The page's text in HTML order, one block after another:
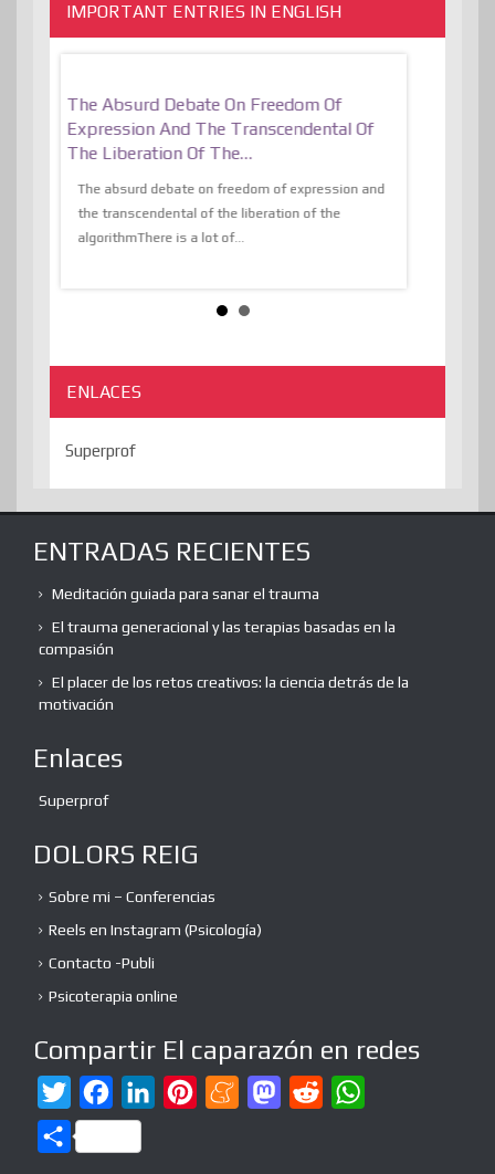
IMPORTANT ENTRIES IN ENGLISH
The Absurd Debate On Freedom Of
Expression And The Transcendental Of
The Liberation Of The…
The absurd debate on freedom of expression and
the transcendental of the liberation of the
algorithmThere is a lot of...
ENLACES
Superprof
ENTRADAS RECIENTES
Meditación guiada para sanar el trauma
El trauma generacional y las terapias basadas en la
compasión
El placer de los retos creativos: la ciencia detrás de la
motivación
Enlaces
Superprof
DOLORS REIG
Sobre mi – Conferencias
Reels en Instagram (Psicología)
Contacto -Publi
Psicoterapia online
Compartir El caparazón en redes
w
a
c
M
M
C